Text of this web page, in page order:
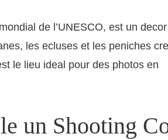
de l’UNESCO, est un
les ecluses et les peniches
le lieu ideal pour des photos en
un Shooting